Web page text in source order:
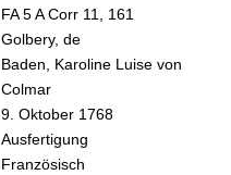
FA 5 A Corr 11, 161
Golbery, de
Baden, Karoline Luise von
Colmar
9. Oktober 1768
Ausfertigung
Französisch